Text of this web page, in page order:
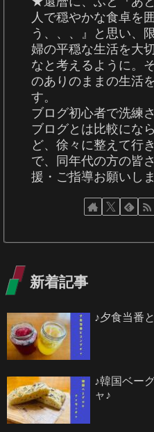
人で穏やかな食卓を
う、、、』と思い、
婦の平穏な生活を大
なと考えるように。
のありのままの生活
す。
ブログ初心者で洗練
ブログとは比較にな
ど、徐々に整えて行
で、同年代の方の皆
援・ご指導お願いしま
新着記事
♪夕食当番
♪韓国ベー
ャ♪